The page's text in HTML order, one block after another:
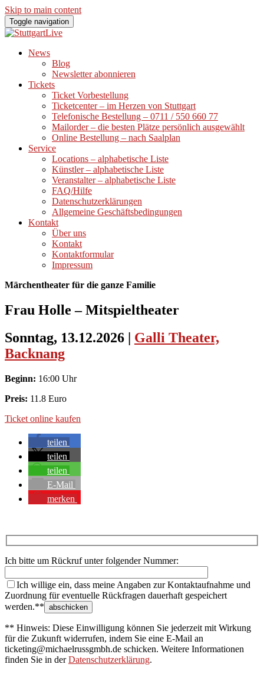
Skip to main content
Toggle navigation
News
Blog
Newsletter abonnieren
Tickets
Ticket Vorbestellung
Ticketcenter – im Herzen von Stuttgart
Telefonische Bestellung – 0711 / 550 660 77
Mailorder – die besten Plätze persönlich ausgewählt
Online Bestellung – nach Saalplan
Service
Locations – alphabetische Liste
Künstler – alphabetische Liste
Veranstalter – alphabetische Liste
FAQ/Hilfe
Datenschutzerklärungen
Allgemeine Geschäftsbedingungen
Kontakt
Über uns
Kontakt
Kontaktformular
Impressum
Märchentheater für die ganze Familie
Frau Holle – Mitspieltheater
Sonntag, 13.12.2026 | Galli Theater,
Backnang
Beginn: 16:00 Uhr
Preis: 11.8 Euro
Ticket online kaufen
teilen
teilen
teilen
E-Mail
merken
Ich bitte um Rückruf unter folgender Nummer:
Ich willige ein, dass meine Angaben zur Kontaktaufnahme und
Zuordnung für eventuelle Rückfragen dauerhaft gespeichert
werden.**
** Hinweis: Diese Einwilligung können Sie jederzeit mit Wirkung
für die Zukunft widerrufen, indem Sie eine E-Mail an
ticketing@michaelrussgmbh.de schicken. Weitere Informationen
finden Sie in derDatenschutzerklärung.